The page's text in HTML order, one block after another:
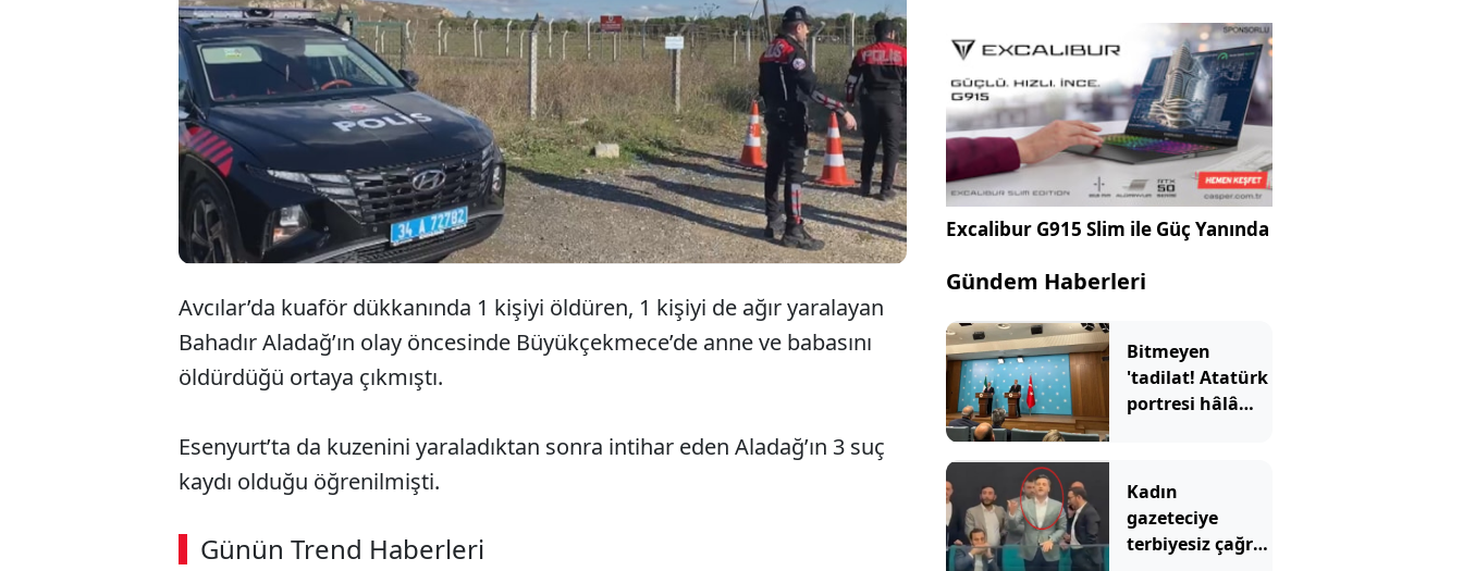
İstanbul Büyükçekmece'deki aile faciasında dün dört kişi
hayatını kaybetmişti. Bugün, bir anne ile 10 yaşındaki
oğlu ve bir kişinin daha cansız bedenine ulaşıldı.
Avcılar’da kuaför dükkanında 1 kişiyi öldüren, 1 kişiyi de ağır yaralayan
Bahadır Aladağ’ın olay öncesinde Büyükçekmece’de anne ve babasını
öldürdüğü ortaya çıkmıştı.
Esenyurt’ta da kuzenini yaraladıktan sonra intihar eden Aladağ’ın 3 suç
kaydı olduğu öğrenilmişti.
Günün Trend Haberleri
00:03 / 09:08
Excalibur G915 Slim ile Güç Yanında
Gündem Haberleri
Bitmeyen
'tadilat! Atatürk
portresi hâlâ
Kadın
gazeteciye
terbiyesiz çağrı: